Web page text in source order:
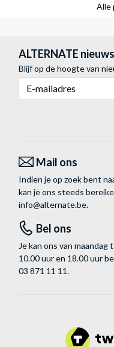
Alle
ALTERNATE
Blijf op de hoogte van
Mail ons
Indien je op zoek bent
kan je ons steeds
info@alternate.be.
Bel ons
Je kan ons van maandag
10.00 uur en 18.00 uur
03 871 11 11.